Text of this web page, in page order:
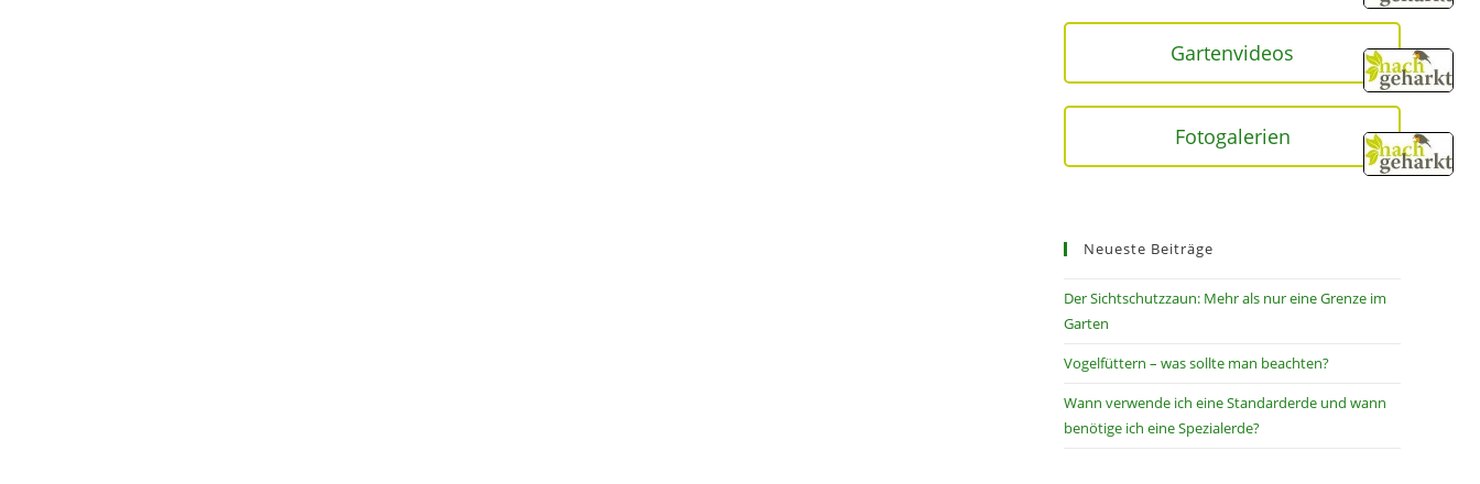
Gartenvideos
Fotogalerien
Neueste Beiträge
Der Sichtschutzzaun: Mehr als nur eine Grenze im
Garten
Vogelfüttern – was sollte man beachten?
Wann verwende ich eine Standarderde und wann
benötige ich eine Spezialerde?